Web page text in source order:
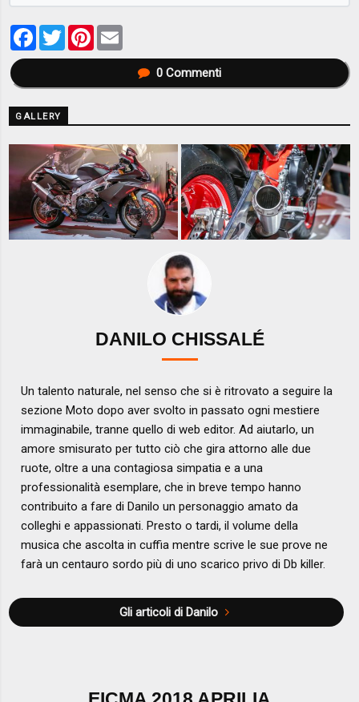
Facebook
TwitterPinterest
0Commenti
GALLERY
DANILO CHISSALÉ
Un talento naturale, nel senso che si è ritrovato a seguire la
sezione Moto dopo aver svolto in passato ogni mestiere
immaginabile, tranne quello di web editor. Ad aiutarlo, un
amore smisurato per tutto ciò che gira attorno alle due
ruote, oltre a una contagiosa simpatia e a una
professionalità esemplare, che in breve tempo hanno
contribuito a fare di Danilo un personaggio amato da
colleghi e appassionati. Presto o tardi, il volume della
musica che ascolta in cuffia mentre scrive le sue prove ne
farà un centauro sordo più di uno scarico privo di Db killer.
Gli articoli di Danilo